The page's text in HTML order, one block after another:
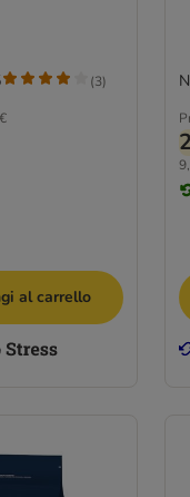
(3)
al carrello